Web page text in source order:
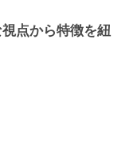
点から特徴を紐